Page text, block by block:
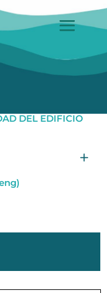
DEL EDIFICIO